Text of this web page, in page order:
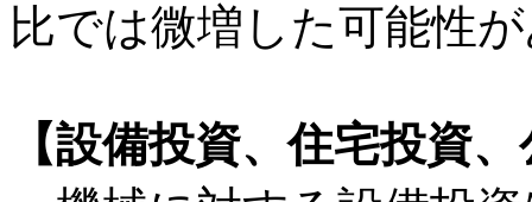
比では微増した可能性
【設備投資、住宅投資